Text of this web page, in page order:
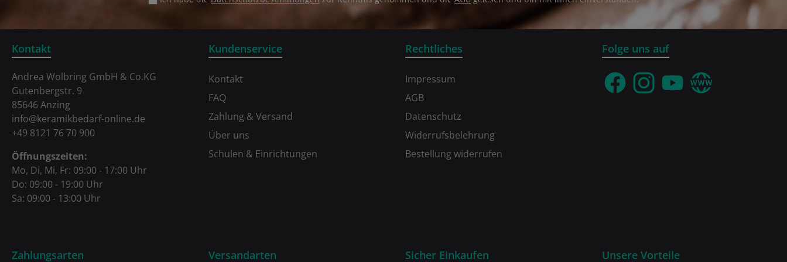
Kundenservice
Kontakt
FAQ
Zahlung & Versand
Über uns
Schulen & Einrichtungen
Rechtliches
Impressum
AGB
Datenschutz
Widerrufsbelehrung
Bestellung widerrufen
Kontakt
Andrea Wolbring GmbH & Co.KG
Gutenbergstr. 9
85646 Anzing
info@keramikbedarf-online.de
+49 8121 76 70 900
Öffnungszeiten:
Mo, Di, Mi, Fr: 09:00 - 17:00 Uhr
Do: 09:00 - 19:00 Uhr
Sa: 09:00 - 13:00 Uhr
Zahlungsarten Versandarten Sicher Einkaufen
Folge uns auf
FacebookInstagramYouTubeWebseite
Unsere Vorteile